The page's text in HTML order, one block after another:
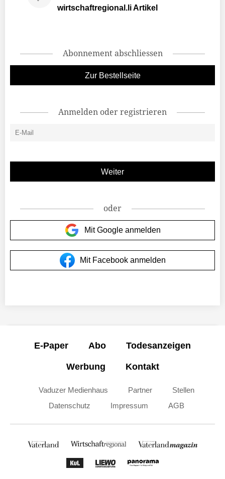
wirtschaftregional.li Artikel
Abonnement abschliessen
Zur Bestellseite
Anmelden oder registrieren
oder
Mit Google anmelden
Mit Facebook anmelden
E-Paper Abo Todesanzeigen
Werbung Kontakt
Vaduzer Medienhaus Partner
Stellen
Datenschutz
Impressum AGB